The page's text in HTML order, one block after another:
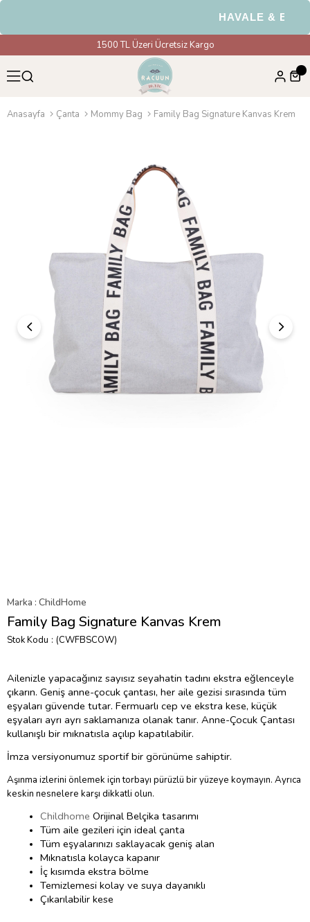
HAVALE & EFT
1500 TL Üzeri Ücretsiz Kargo
Anasayfa Çanta Mommy Bag Family Bag Signature Kanvas Krem
Marka : ChildHome
Family Bag Signature Kanvas Krem
Stok Kodu (CWFBSCOW)
Ailenizle yapacağınız sayısız seyahatin tadını ekstra eğlenceyle
çıkarın. Geniş anne-çocuk çantası, her aile gezisi sırasında tüm
eşyaları güvende tutar. Fermuarlı cep ve ekstra kese, küçük
eşyaları ayrı ayrı saklamanıza olanak tanır. Anne-Çocuk Çantası
kullanışlı bir mıknatısla açılıp kapatılabilir.
İmza versiyonumuz sportif bir görünüme sahiptir.
Aşınma izlerini önlemek için torbayı pürüzlü bir yüzeye koymayın. Ayrıca
keskin nesnelere karşı dikkatli olun.
Childhome Orijinal Belçika tasarımı
Tüm aile gezileri için ideal çanta
Tüm eşyalarınızı saklayacak geniş alan
Mıknatısla kolayca kapanır
İç kısımda ekstra bölme
Temizlemesi kolay ve suya dayanıklı
Çıkarılabilir kese